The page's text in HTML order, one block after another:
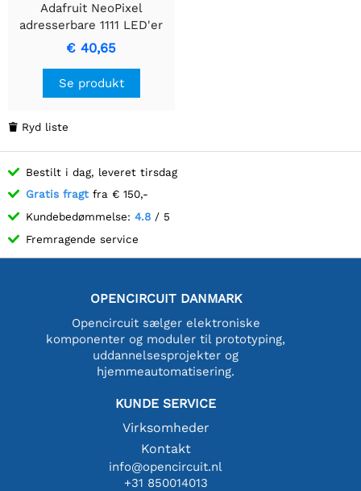
Adafruit NeoPixel
adresserbare 1111 LED'er
(1,1 mm x 1,1 mm) - 50
strip
€ 40,65
Se produkt
 Ryd liste
Bestilt i dag, leveret tirsdag
Gratis fragt fra € 150,-
Kundebedømmelse: 4.8 / 5
Fremragende service
OPENCIRCUIT DANMARK
Opencircuit sælger elektroniske
komponenter og moduler til prototyping,
uddannelsesprojekter og
hjemmeautomatisering.
KUNDE SERVICE
Virksomheder
Kontakt
info@opencircuit.nl
+31 850014013